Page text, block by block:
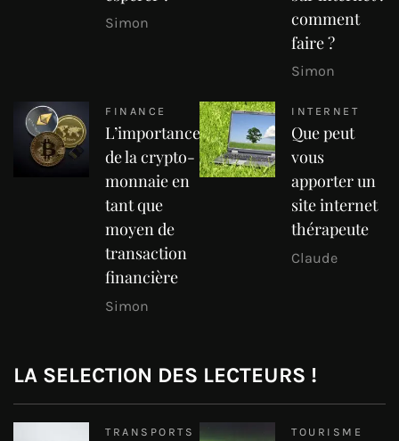
Simon
comment
faire ?
Simon
FINANCE
L’importance
de la crypto-
monnaie en
tant que
moyen de
transaction
financière
Simon
INTERNET
Que peut
vous
apporter un
site internet
thérapeute
Claude
LA SELECTION DES LECTEURS !
TRANSPORTS
TOURISME